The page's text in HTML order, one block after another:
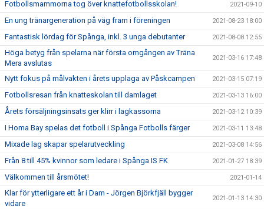
Fotbollsmammorna tog över knattefotbollsskolan! 2021-09-10
En ung tränargeneration på väg fram i föreningen 2021-08-23 18:00
Fantastisk lördag för Spånga, inkl. 3 unga debutanter 2021-08-08 12:55
Höga betyg från spelarna när första omgången av Träna
Mera avslutas
2021-03-16 17:48
Nytt fokus på målvakten i årets upplaga av Påskcampen 2021-03-15 07:19
Fotbollsresan från knatteskolan till damlaget 2021-03-13 16:00
Årets försäljningsinsats ger klirr i lagkassorna 2021-03-12 10:39
I Homa Bay spelas det fotboll i Spånga Fotbolls färger 2021-03-11 13:48
Mixade lag skapar spelarutveckling 2021-03-08 14:56
Från 8 till 45% kvinnor som ledare i Spånga IS FK 2021-01-27 18:39
Välkommen till årsmötet! 2021-01-14
Klar för ytterligare ett år i Dam - Jörgen Björkfjäll bygger
vidare
2021-01-13 14:30